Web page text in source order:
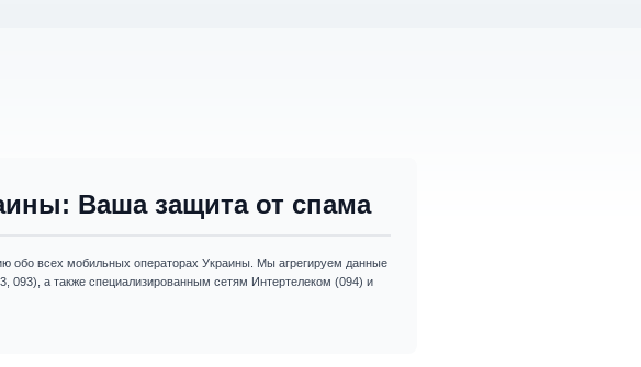
Ваша защита от спама
всех мобильных операторах Украины. Мы агрегируем данные
093), а также специализированным сетям Интертелеком (094) и